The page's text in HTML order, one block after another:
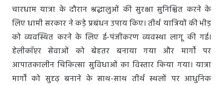
चारधाम यात्रा के दौरान श्रद्धालुओं की सुरक्षा सुनिश्चित करने के
लिए धामी सरकार ने कड़े प्रबंधन उपाय किए। तीर्थ यात्रियों की भीड़
को व्यवस्थित करने के लिए ई-पंजीकरण व्यवस्था लागू की गई।
हेलीकॉप्टर सेवाओं को बेहतर बनाया गया और मार्गों पर
आपातकालीन चिकित्सा सुविधाओं का विस्तार किया गया। यात्रा
मार्गों को सुदृढ़ बनाने के साथ-साथ तीर्थ स्थलों पर आधुनिक